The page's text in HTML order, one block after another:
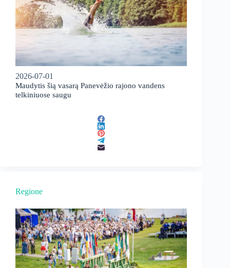
2026-07-01
Maudytis šią vasarą Panevėžio rajono vandens
telkiniuose saugu
Regione